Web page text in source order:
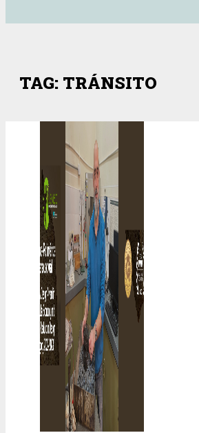
TAG: TRÁNSITO